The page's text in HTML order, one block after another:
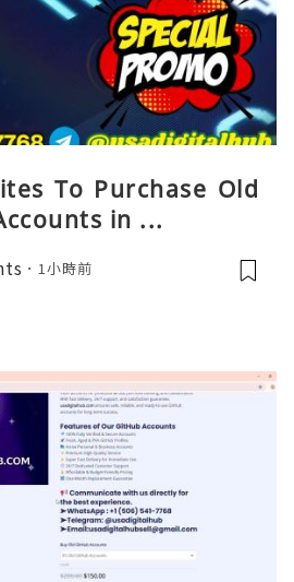
To Purchase Old
in ...
1小時前